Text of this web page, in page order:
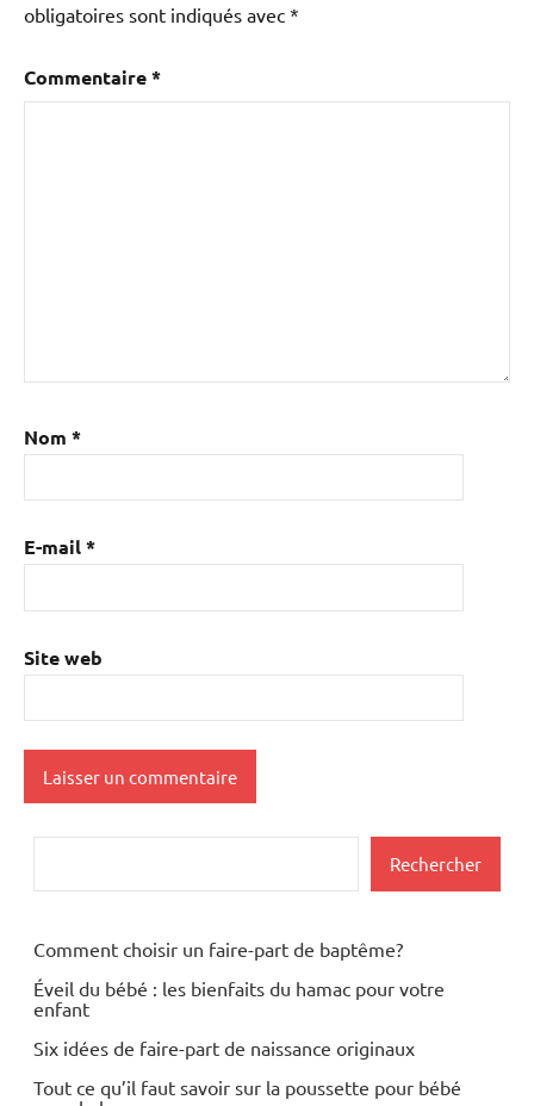
obligatoires sont indiqués avec *
Commentaire*
Nom *
E-mail*
Site web
Rechercher
Comment choisir un faire-part de baptême?
Éveil du bébé : les bienfaits du hamac pour votre
enfant
Six idées de faire-part de naissance originaux
Tout ce qu’il faut savoir sur la poussette pour bébé